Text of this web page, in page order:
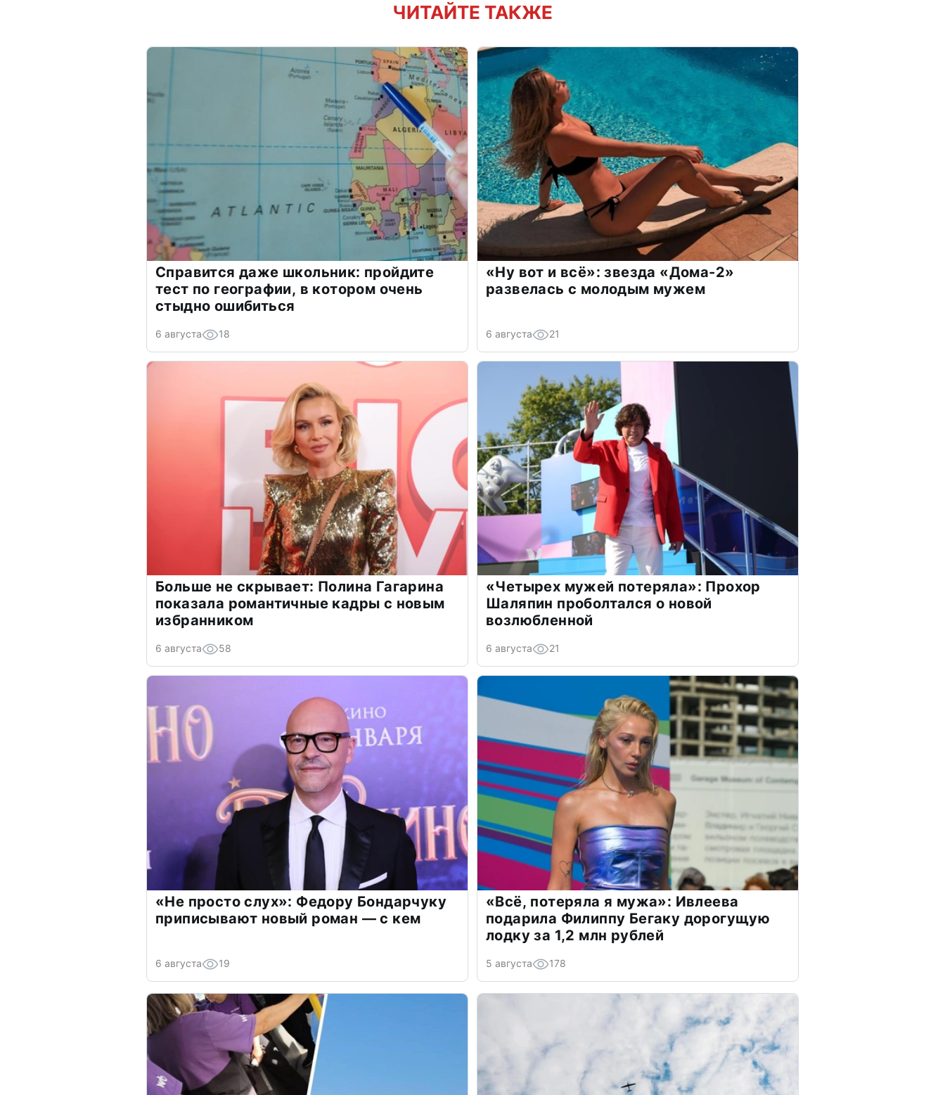
ЧИТАЙТЕ ТАКЖЕ
Справится даже школьник: пройдите
тест по географии, в котором очень
стыдно ошибиться
6 августа 18
«Ну вот и всё»: звезда «Дома-2»
развелась с молодым мужем
6 августа 21
Больше не скрывает: Полина Гагарина
показала романтичные кадры с новым
избранником
6 августа 58
«Четырех мужей потеряла»: Прохор
Шаляпин проболтался о новой
возлюбленной
6 августа 21
«Не просто слух»: Федору Бондарчуку
приписывают новый роман — с кем
6 августа 19
«Всё, потеряла я мужа»: Ивлеева
подарила Филиппу Бегаку дорогущую
лодку за 1,2 млн рублей
5 августа 178